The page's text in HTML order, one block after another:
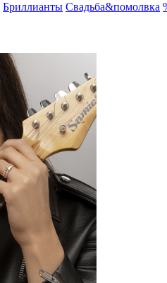
Бриллианты Свадьба&помолвка